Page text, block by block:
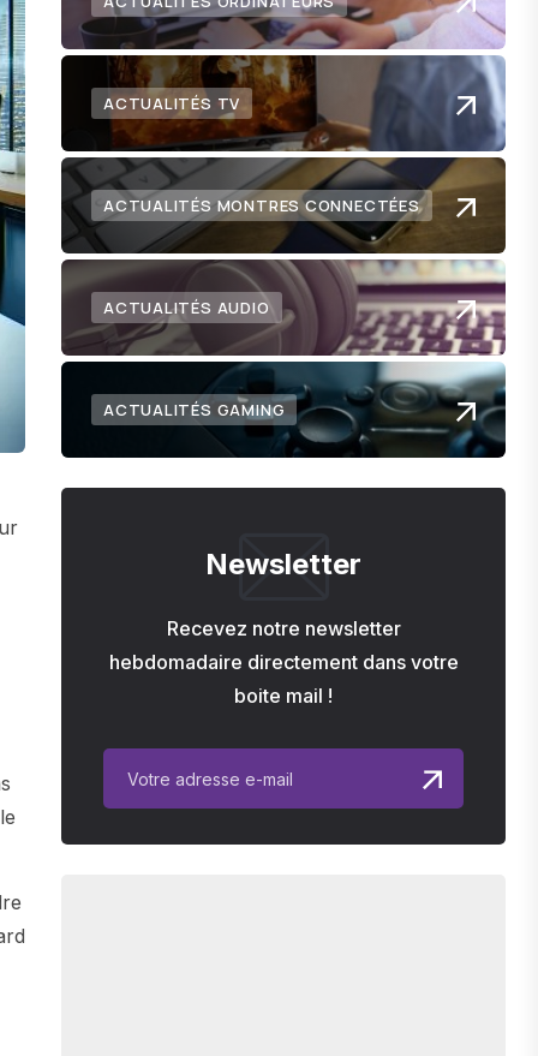
ACTUALITÉS TV
ACTUALITÉS MONTRES CONNECTÉES
ACTUALITÉS AUDIO
ACTUALITÉS GAMING
Newsletter
Recevez notre newsletter
hebdomadaire directement dans votre
boite mail !